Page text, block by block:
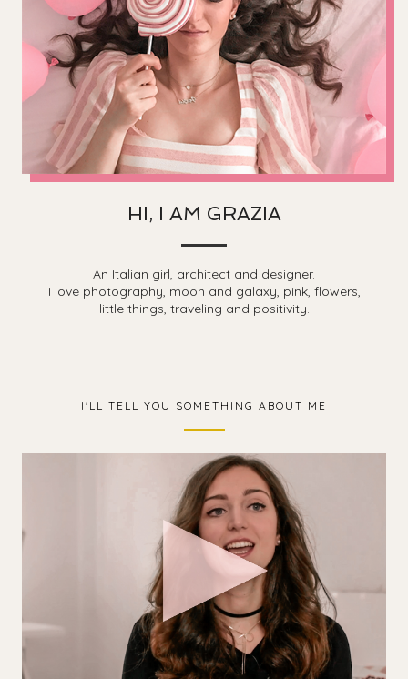
HI, I AM GRAZIA
An Italian girl, architect and designer.
I love photography, moon and galaxy, pink, flowers,
little things, traveling and positivity.
I'LL TELL YOU SOMETHING ABOUT ME